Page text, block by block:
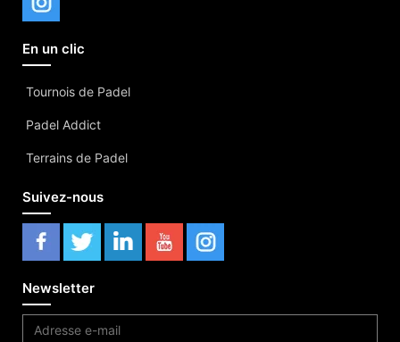
En un clic
Tournois de Padel
Padel Addict
Terrains de Padel
Suivez-nous
Newsletter